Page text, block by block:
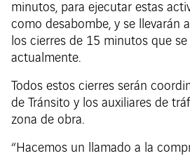
minutos, para ejecutar estas
como desabombe, y se llevarán
los cierres de 15 minutos que
actualmente.
Todos estos cierres serán
de Tránsito y los auxiliares de
zona de obra.
“Hacemos un llamado a la